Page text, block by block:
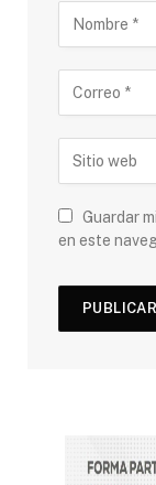
Guardar
en este